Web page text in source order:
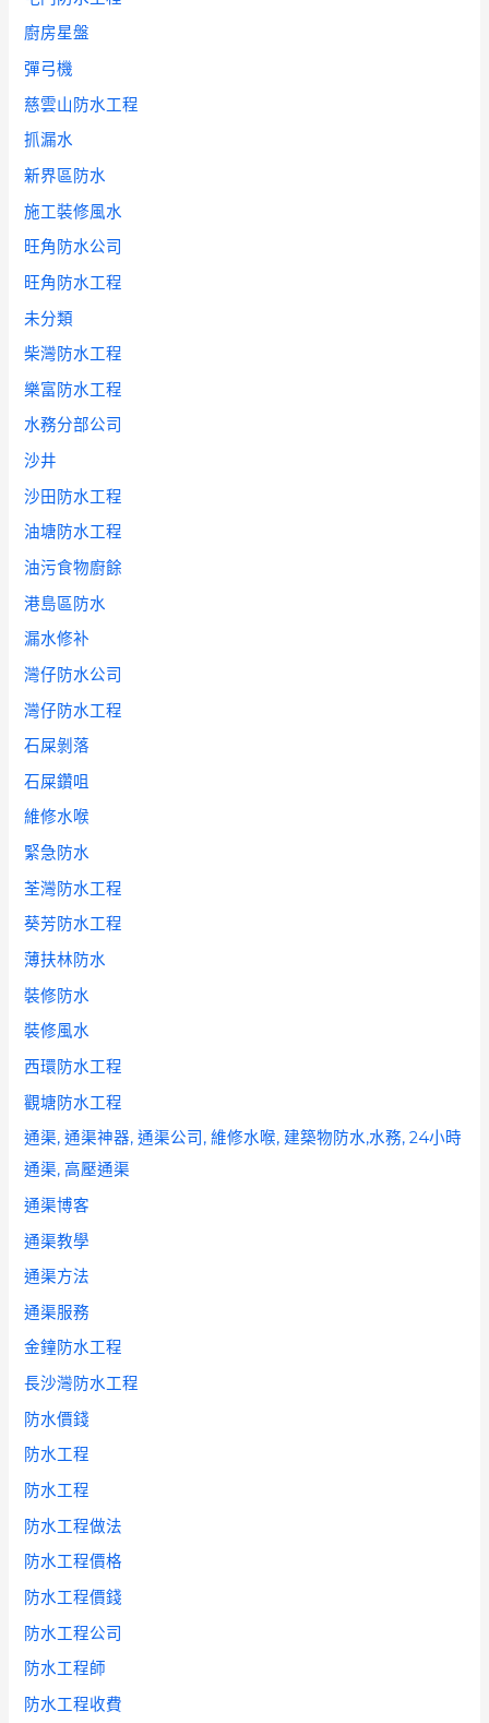
廚房星盤
彈弓機
慈雲山防水工程
抓漏水
新界區防水
施工裝修風水
旺角防水公司
旺角防水工程
未分類
柴灣防水工程
樂富防水工程
水務分部公司
沙井
沙田防水工程
油塘防水工程
油污食物廚餘
港島區防水
漏水修补
灣仔防水公司
灣仔防水工程
石屎剝落
石屎鑽咀
維修水喉
緊急防水
荃灣防水工程
葵芳防水工程
薄扶林防水
裝修防水
裝修風水
西環防水工程
觀塘防水工程
通渠, 通渠神器, 通渠公司, 維修水喉, 建築物防水,水務, 24小時
通渠, 高壓通渠
通渠博客
通渠教學
通渠方法
通渠服務
金鐘防水工程
長沙灣防水工程
防水價錢
防水工程
防水工程
防水工程做法
防水工程價格
防水工程價錢
防水工程公司
防水工程師
防水工程收費